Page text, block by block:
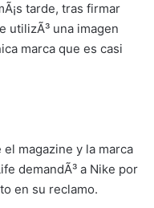
tarde, tras firmar
utilizÃ³ una imagen
marca que es casi
magazine y la marca
demandÃ³ a Nike por
en su reclamo.